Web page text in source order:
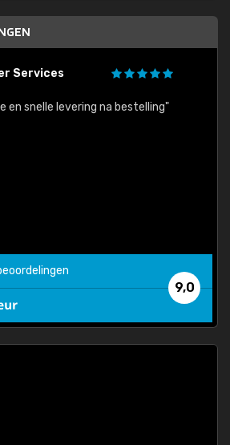
Services
en snelle levering na bestelling"
9,0